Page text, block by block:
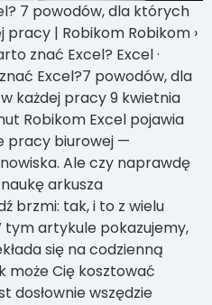
7 powodów, dla których
pracy | Robikom Robikom ›
znać Excel? Excel ·
Excel?7 powodów, dla
każdej pracy 9 kwietnia
Robikom Excel pojawia
pracy biurowej —
Ale czy naprawdę
arkusza
brzmi: tak, i to z wielu
artykule pokazujemy,
się na codzienną
może Cię kosztować
dosłownie wszędzie